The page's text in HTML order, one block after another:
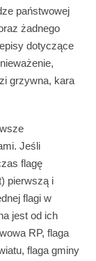
państwowej
żadnego
dotyczące
grzywna, kara
Jeśli
flagę
pierwszą i
flagi w
jest od ich
RP, flaga
flaga gminy